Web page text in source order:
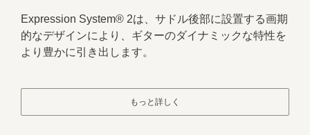
Expression System® 2は、サドル後部に設置する画期
的なデザインにより、ギターのダイナミックな特性を
より豊かに引き出します。
もっと詳しく